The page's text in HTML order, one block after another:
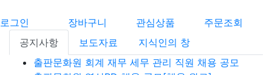
로그인 장바구니 관심상품
주문조회
공지사항
보도자료
지식인의 창
출판문화원 회계 재무 세무 관리 직원 채용 공모